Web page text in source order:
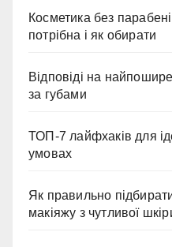
Косметика без
потрібна і як обирати
Відповіді на
за губами
ТОП-7 лайфхаків для
умовах
Як правильно
макіяжу з чутливої